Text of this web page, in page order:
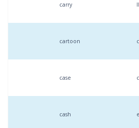
carry
cartoon
case
cash